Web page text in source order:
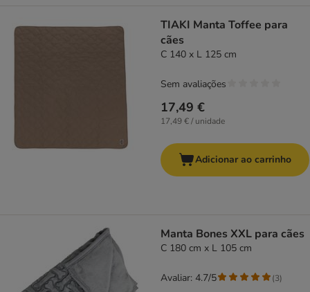
TIAKI Manta Toffee para
cães
C 140 x L 125 cm
17,49 €
17,49 € / unidade
Sem avaliações
Adicionar ao carrinho
Manta Bones XXL para cães
C 180 cm x L 105 cm
Avaliar: 4.7/5 (3)